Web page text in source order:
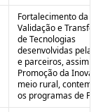
Fortalecimento da
Validação e
de Tecnologias
desenvolvidas pela
e parceiros, assim
Promoção da
meio rural,
os programas de